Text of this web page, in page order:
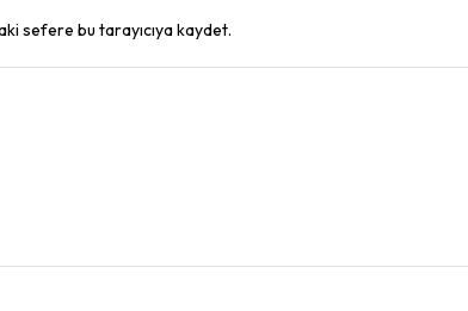
sefere bu tarayıcıya kaydet.